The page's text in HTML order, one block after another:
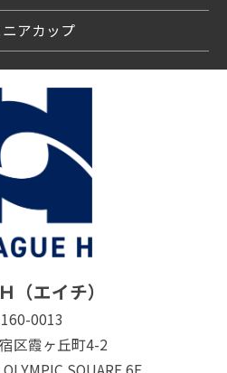
アカップ
（エイチ）
0013
区霞ヶ丘町4-2